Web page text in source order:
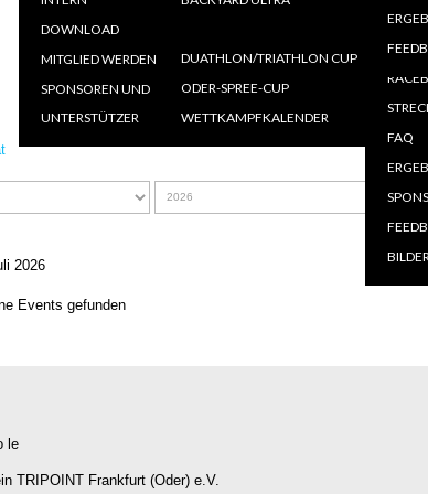
DOWNLOAD
ÖFFENTLICHE DOKUMENTE
MITGLIED WERDEN
SPONSOREN UND
UNTERSTÜTZER
FAQ
DUATHLON/TRIATHLON CUP
ODER-SPREE-CUP
WETTKAMPFKALENDER
2026
Events gefunden
TRIPOINT Frankfurt (Oder) e.V.